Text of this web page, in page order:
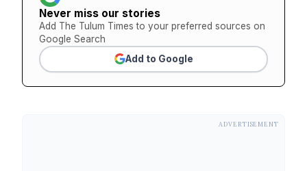
Never miss our stories
Add The Tulum Times to your preferred sources on
Google Search
Add to Google
ADVERTISEMENT